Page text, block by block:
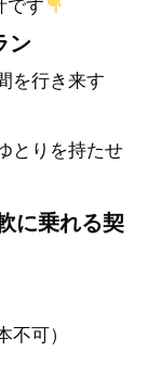
です
ン
を行き来す
とりを持たせ
に乗れる契
不可）